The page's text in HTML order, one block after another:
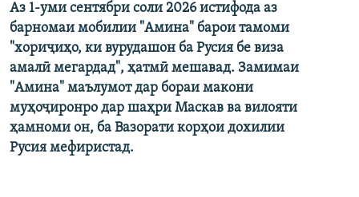
Аз 1-уми сентябри соли 2026 истифода аз
барномаи мобилии "Амина" барои тамоми
"хориҷиҳо, ки вурудашон ба Русия бе виза
амалӣ мегардад", ҳатмӣ мешавад. Замимаи
"Амина" маълумот дар бораи макони
муҳоҷиронро дар шаҳри Маскав ва вилояти
ҳамноми он, ба Вазорати корҳои дохилии
Русия мефиристад.